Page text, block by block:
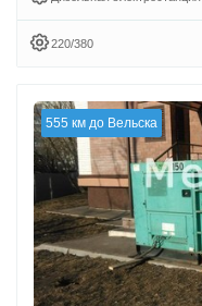
220/380
555 км до Вельска